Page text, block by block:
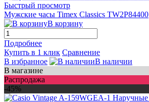
Быстрый просмотр
Мужские часы Timex Classics TW2P84400
В корзину
Подробнее
Купить в 1 клик Сравнение
В избранное
В наличии
В магазине
Распродажа
-45%